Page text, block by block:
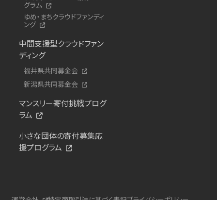
グラム
ゆめ・まちクラウドファンディ
ング
中間支援型クラウドファン
ディング
福井県共同募金会
新潟県共同募金会
マンスリー寄付挑戦プログ
ラム
小さな団体の寄付募集応
援プログラム